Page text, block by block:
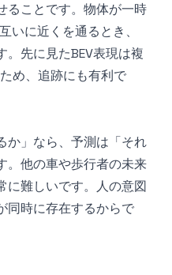
ることです。物体が一時
に近くを通るとき、
先に見たBEV表現は複
め、追跡にも有利で
か」なら、予測は「それ
。他の車や歩行者の未来
に難しいです。人の意図
同時に存在するからで